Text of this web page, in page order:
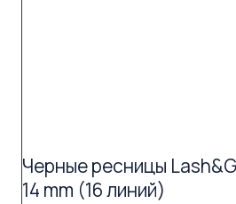
Черные ресницы
14 mm (16 линий)